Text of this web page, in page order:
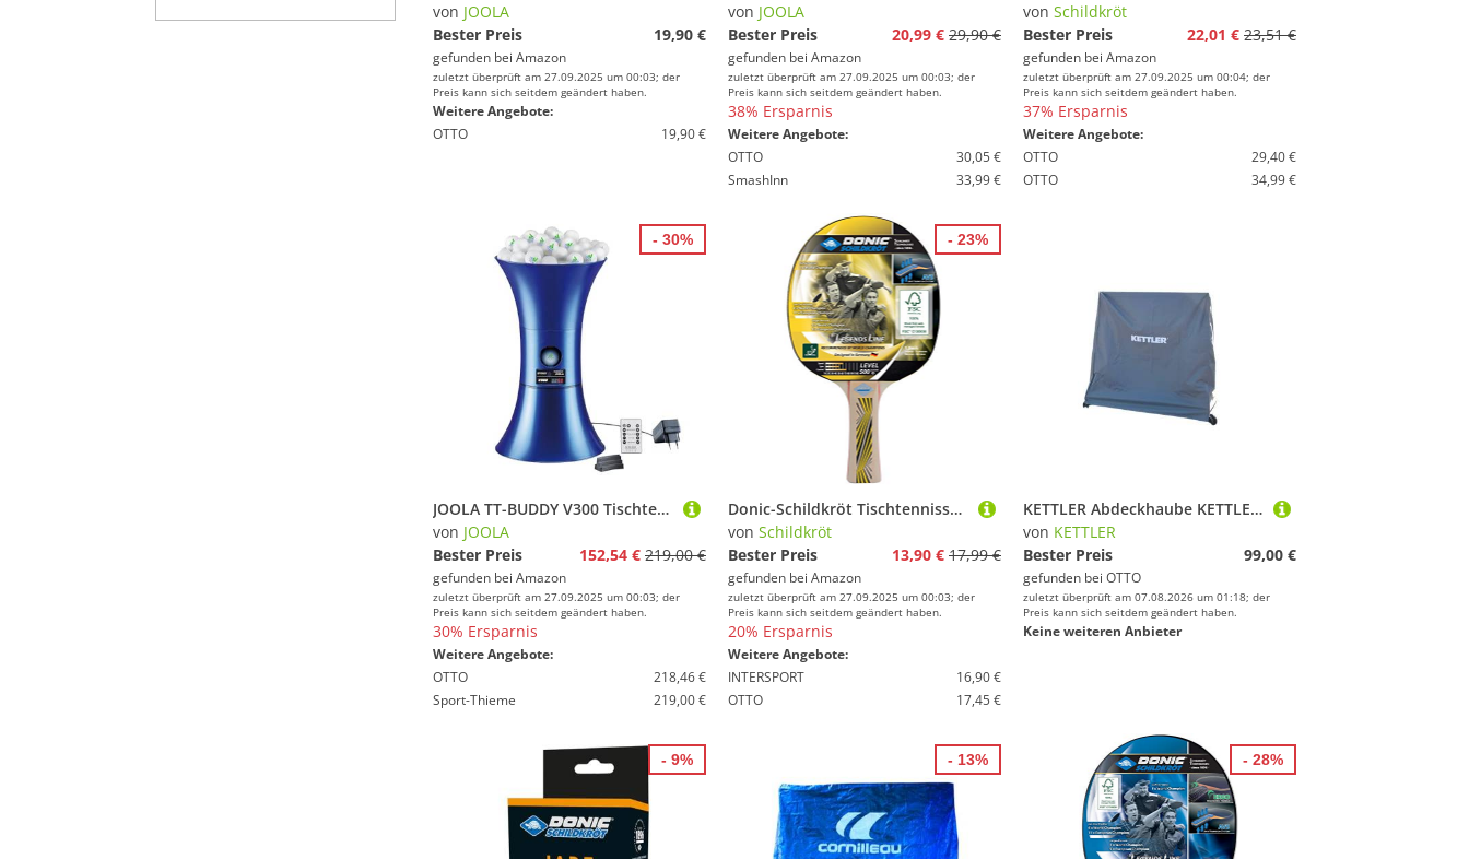
von JOOLA
Bester Preis
19,90 €
gefunden bei Amazon
zuletzt überprüft am 27.09.2025 um 00:03; der
Preis kann sich seitdem geändert haben.
Weitere Angebote:
OTTO
19,90 €
von JOOLA
Bester Preis
20,99 € 29,90 €
gefunden bei Amazon
zuletzt überprüft am 27.09.2025 um 00:03; der
Preis kann sich seitdem geändert haben.
38% Ersparnis
Weitere Angebote:
OTTO
30,05 €
SmashInn
33,99 €
von Schildkröt
Bester Preis
22,01 € 23,51 €
gefunden bei Amazon
zuletzt überprüft am 27.09.2025 um 00:04; der
Preis kann sich seitdem geändert haben.
37% Ersparnis
Weitere Angebote:
OTTO
29,40 €
OTTO
34,99 €
JOOLA TT-BUDDY V300 Tischtennis-Roboter, Blau
von JOOLA
Bester Preis
152,54 € 219,00 €
gefunden bei Amazon
zuletzt überprüft am 27.09.2025 um 00:03; der
Preis kann sich seitdem geändert haben.
30% Ersparnis
Weitere Angebote:
OTTO
218,46 €
Sport-Thieme
219,00 €
- 30%
Donic-Schildkröt Tischtennisschläger Legends 500 FSC, AVS-Griffdämpfung, 1,8 mm Schwamm, FSC Holz, Elite - ITTF Belag, 714407
von Schildkröt
Bester Preis
13,90 € 17,99 €
gefunden bei Amazon
zuletzt überprüft am 27.09.2025 um 00:03; der
Preis kann sich seitdem geändert haben.
20% Ersparnis
Weitere Angebote:
INTERSPORT
16,90 €
OTTO
17,45 €
- 23%
KETTLER Abdeckhaube KETTLER Abdeckhaube für Tischtennisplatten, Klettverschluss
von KETTLER
Bester Preis
99,00 €
gefunden bei OTTO
zuletzt überprüft am 07.08.2026 um 01:18; der
Preis kann sich seitdem geändert haben.
Keine weiteren Anbieter
- 9% - 13% - 28%